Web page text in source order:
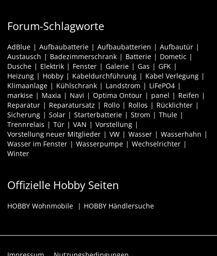
Forum-Schlagworte
AdBlue Aufbaubatterie Aufbaubatterien
Aufbautür
Austausch
Badezimmerschrank Batterie
Dometic
Dusche
Elektrik Fenster Galerie Gas
GFK
Heizung
Hobby Kabeldurchführung
Kabel Verlegung
Klimaanlage
Kühlschrank Landstrom
LiFePO4
markise
Maxia Navi Optima Ontour panel
Reifen
Reparatur
Reparatursatz Rollo Rollos
Rücklichter
Sicherung
Solar Starterbatterie Strom
Thule
Trennrelais
Tür VAN
Vorstellung
Vorstellung neuer Mitglieder
VW Wasser
Wasserhahn
Wasser im Fenster
Wasserpumpe
Wechselrichter
Winter
Offizielle Hobby Seiten
HOBBY Wohnmobile HOBBY Händlersuche